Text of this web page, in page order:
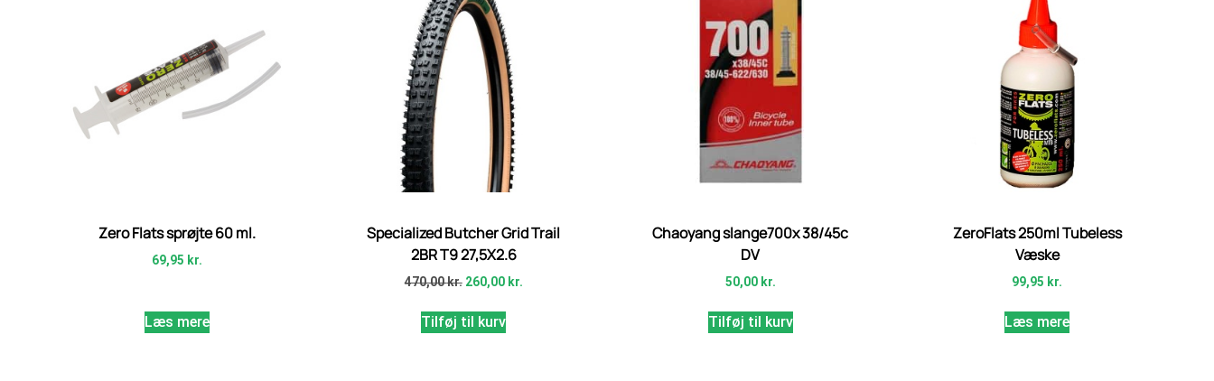
Zero Flats sprøjte 60 ml.
69,95 kr.
Læs mere
Specialized Butcher Grid Trail
2BR T9 27,5X2.6
470,00kr. 260,00 kr.
Tilføj til kurv
Chaoyang slange700x 38/45c
DV
50,00 kr.
Tilføj til kurv
ZeroFlats 250ml Tubeless
Væske
99,95 kr.
Læs mere